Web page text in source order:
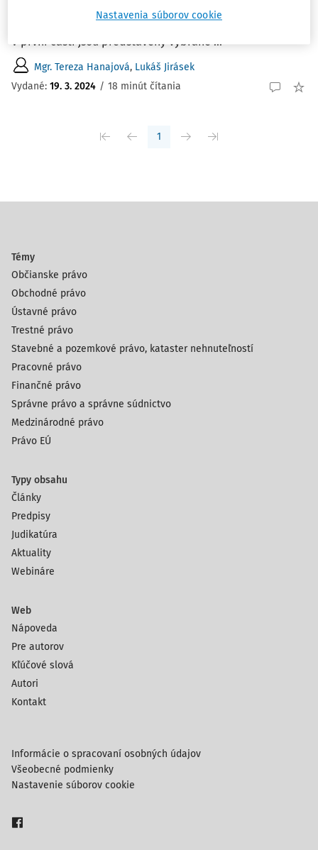
rozvoj. Text je rozdělen do tří částí, přičemž každá
pojednává o soutěžích ze specifického úhlu pohledu.
V první části jsou představeny vybrané ...
Mgr. Tereza Hanajová, Lukáš Jirásek
Vydané: 19. 3. 2024 / 18 minút čítania
1
Témy
Občianske právo
Obchodné právo
Ústavné právo
Trestné právo
Stavebné a pozemkové právo, kataster nehnuteľností
Pracovné právo
Finančné právo
Správne právo a správne súdnictvo
Medzinárodné právo
Právo EÚ
Typy obsahu
Články
Predpisy
Judikatúra
Aktuality
Webináre
Web
Nápoveda
Pre autorov
Kľúčové slová
Autori
Kontakt
Informácie o spracovaní osobných údajov
Všeobecné podmienky
Nastavenie súborov cookie
Nastavenia súborov cookie